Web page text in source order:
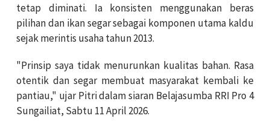
tetap diminati. Ia konsisten menggunakan beras
pilihan dan ikan segar sebagai komponen utama kaldu
sejak merintis usaha tahun 2013.
"Prinsip saya tidak menurunkan kualitas bahan. Rasa
otentik dan segar membuat masyarakat kembali ke
pantiau," ujar Pitri dalam siaran Belajasumba RRI Pro 4
Sungailiat, Sabtu 11 April 2026.